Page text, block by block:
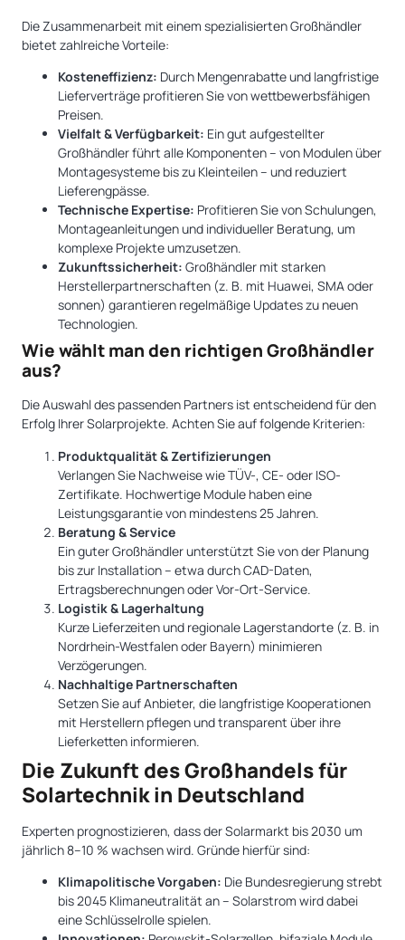
Die Zusammenarbeit mit einem spezialisierten Großhändler
bietet zahlreiche Vorteile:
Kosteneffizienz: Durch Mengenrabatte und langfristige
Lieferverträge profitieren Sie von wettbewerbsfähigen
Preisen.
Vielfalt & Verfügbarkeit: Ein gut aufgestellter
Großhändler führt alle Komponenten – von Modulen über
Montagesysteme bis zu Kleinteilen – und reduziert
Lieferengpässe.
Technische Expertise: Profitieren Sie von Schulungen,
Montageanleitungen und individueller Beratung, um
komplexe Projekte umzusetzen.
Zukunftssicherheit: Großhändler mit starken
Herstellerpartnerschaften (z. B. mit Huawei, SMA oder
sonnen) garantieren regelmäßige Updates zu neuen
Technologien.
Wie wählt man den richtigen Großhändler
aus?
Die Auswahl des passenden Partners ist entscheidend für den
Erfolg Ihrer Solarprojekte. Achten Sie auf folgende Kriterien:
Produktqualität & Zertifizierungen
Verlangen Sie Nachweise wie TÜV-, CE- oder ISO-
Zertifikate. Hochwertige Module haben eine
Leistungsgarantie von mindestens 25 Jahren.
Beratung & Service
Ein guter Großhändler unterstützt Sie von der Planung
bis zur Installation – etwa durch CAD-Daten,
Ertragsberechnungen oder Vor-Ort-Service.
Logistik & Lagerhaltung
Kurze Lieferzeiten und regionale Lagerstandorte (z. B. in
Nordrhein-Westfalen oder Bayern) minimieren
Verzögerungen.
Nachhaltige Partnerschaften
Setzen Sie auf Anbieter, die langfristige Kooperationen
mit Herstellern pflegen und transparent über ihre
Lieferketten informieren.
Die Zukunft des Großhandels für
Solartechnik in Deutschland
Experten prognostizieren, dass der Solarmarkt bis 2030 um
jährlich 8–10 % wachsen wird. Gründe hierfür sind:
Klimapolitische Vorgaben: Die Bundesregierung strebt
bis 2045 Klimaneutralität an – Solarstrom wird dabei
eine Schlüsselrolle spielen.